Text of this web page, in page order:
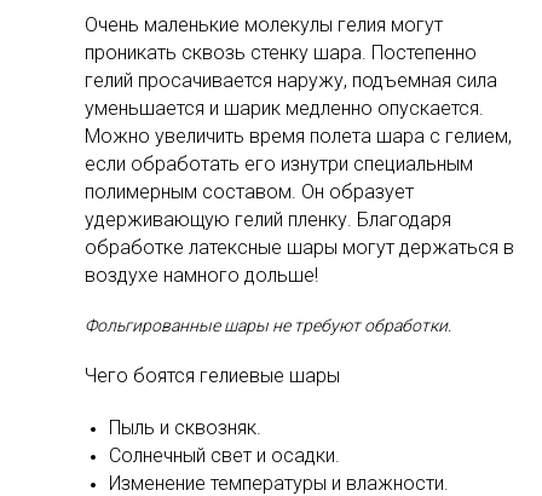
Очень маленькие молекулы гелия могут
проникать сквозь стенку шара. Постепенно
гелий просачивается наружу, подъемная сила
уменьшается и шарик медленно опускается.
Можно увеличить время полета шара с гелием,
если обработать его изнутри специальным
полимерным составом. Он образует
удерживающую гелий пленку. Благодаря
обработке латексные шары могут держаться в
воздухе намного дольше!
Фольгированные шары не требуют обработки.
Чего боятся гелиевые шары
Пыль и сквозняк.
Солнечный свет и осадки.
Изменение температуры и влажности.